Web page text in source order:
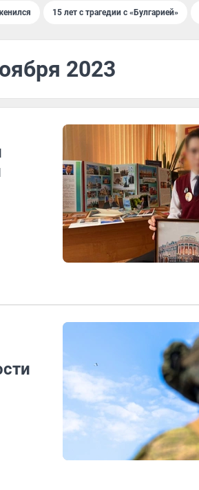
15 лет с трагедии с «Булгарией»
2023